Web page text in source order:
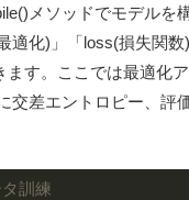
メソッドでモデルを
適化)」「loss(損失関
ます。ここでは最適化
交差エントロピー、評
訓練